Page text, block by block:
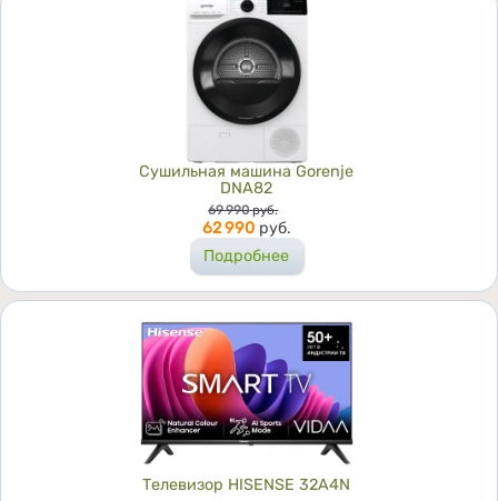
Сушильная машина Gorenje
DNA82
Цена
69 990 руб.
62 990 руб.
Подробнее
Телевизор HISENSE 32A4N